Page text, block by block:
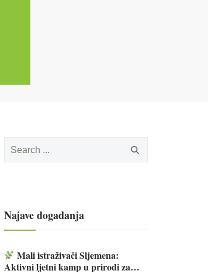
for:
Najave događanja
Mali istraživači Sljemena:
Aktivni ljetni kamp u prirodi za